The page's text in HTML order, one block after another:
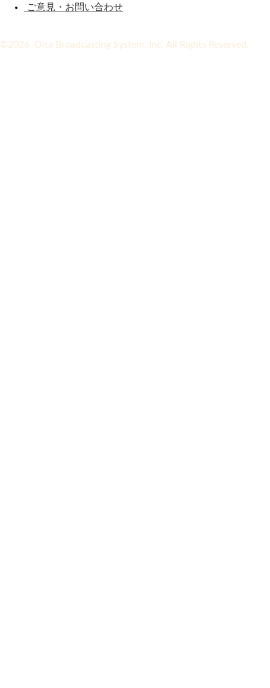
ご意見・お問い合わせ
©2026 Oita Broadcasting System, Inc. All Rights Reserved.